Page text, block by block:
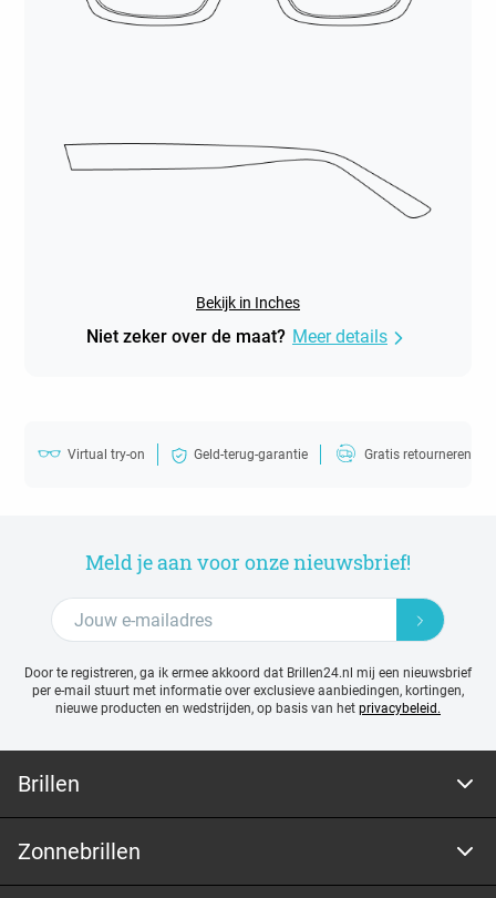
Bekijk in Inches
Niet zeker over de maat? Meer details
Virtual try-on Geld-terug-garantie Gratis retourneren
Meld je aan voor onze nieuwsbrief!
Door te registreren, ga ik ermee akkoord dat Brillen24.nl mij een nieuwsbrief
per e-mail stuurt met informatie over exclusieve aanbiedingen, kortingen,
nieuwe producten en wedstrijden, op basis van het privacybeleid.
Brillen
Zonnebrillen